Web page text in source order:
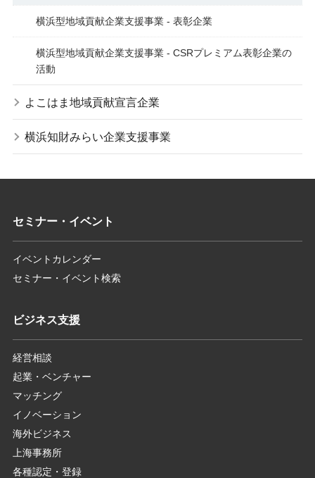
横浜型地域貢献企業支援事業 - 表彰企業
横浜型地域貢献企業支援事業 - CSRプレミアム表彰企業の
活動
よこはま地域貢献宣言企業
横浜知財みらい企業支援事業
セミナー・イベント
イベントカレンダー
セミナー・イベント検索
ビジネス支援
経営相談
起業・ベンチャー
マッチング
イノベーション
海外ビジネス
上海事務所
各種認定・登録